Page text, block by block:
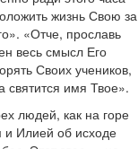
жизнь Свою за
«Отче, прославь
весь смысл Его
Своих учеников,
святится имя Твое».
людей, как на горе
и Илией об исходе